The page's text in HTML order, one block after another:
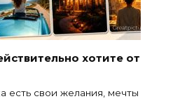
хотите от
есть свои желания, мечты